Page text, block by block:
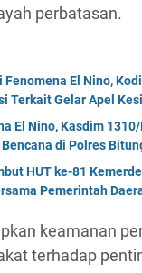
perbatasan.
El Nino,
Terkait Gelar Apel
El Nino, Kasdim
di Polres
HUT ke-81
Pemerintah
keamanan
terhadap